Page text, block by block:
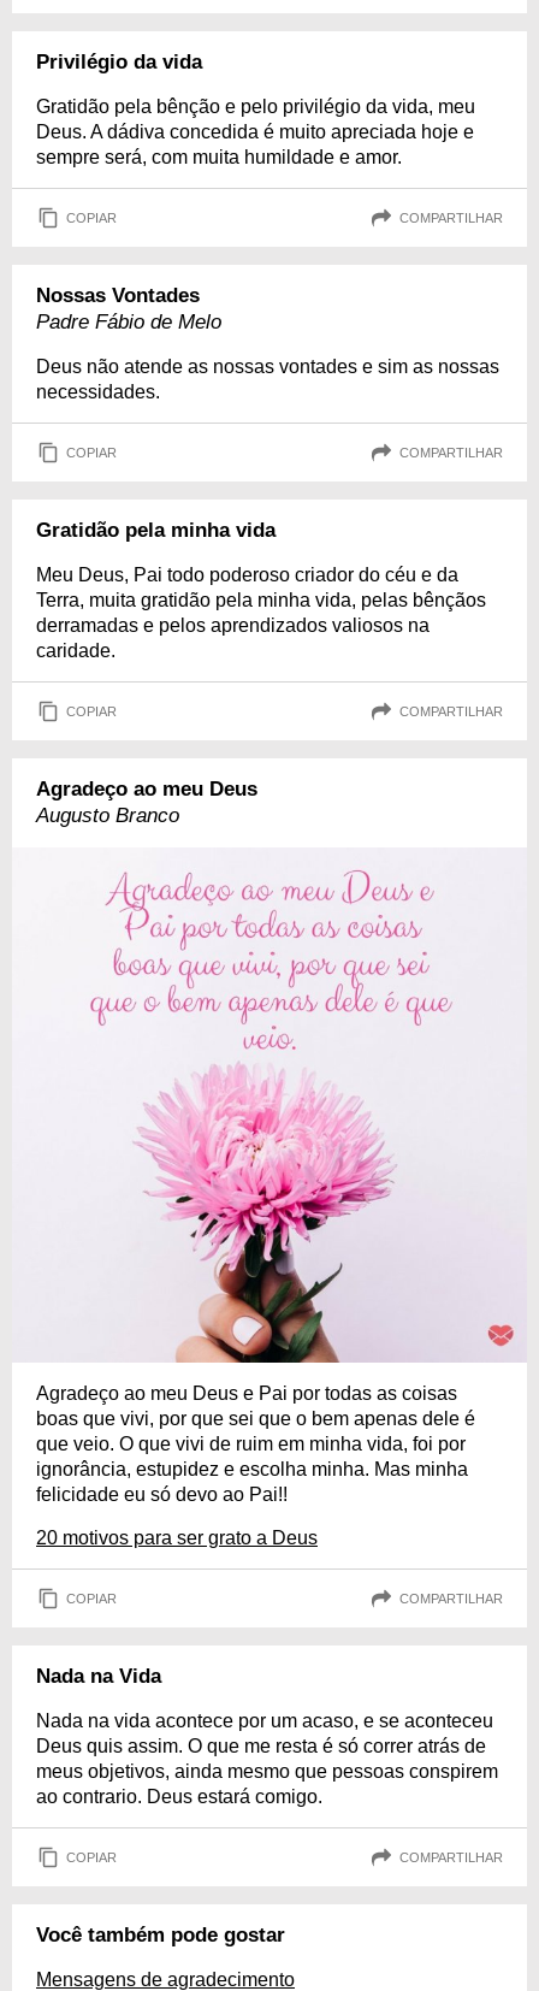
Privilégio da vida
Gratidão pela bênção e pelo privilégio da vida, meu
Deus. A dádiva concedida é muito apreciada hoje e
sempre será, com muita humildade e amor.
COPIAR COMPARTILHAR
Nossas Vontades
Padre Fábio de Melo
Deus não atende as nossas vontades e sim as nossas
necessidades.
COPIAR COMPARTILHAR
Gratidão pela minha vida
Meu Deus, Pai todo poderoso criador do céu e da
Terra, muita gratidão pela minha vida, pelas bênçãos
derramadas e pelos aprendizados valiosos na
caridade.
COPIAR COMPARTILHAR
Agradeço ao meu Deus
Augusto Branco
Agradeço ao meu Deus e Pai por todas as coisas
boas que vivi, por que sei que o bem apenas dele é
que veio. O que vivi de ruim em minha vida, foi por
ignorância, estupidez e escolha minha. Mas minha
felicidade eu só devo ao Pai!!
20 motivos para ser grato a Deus
COPIAR COMPARTILHAR
Nada na Vida
Nada na vida acontece por um acaso, e se aconteceu
Deus quis assim. O que me resta é só correr atrás de
meus objetivos, ainda mesmo que pessoas conspirem
ao contrario. Deus estará comigo.
COPIAR COMPARTILHAR
Você também pode gostar
Mensagens de agradecimento